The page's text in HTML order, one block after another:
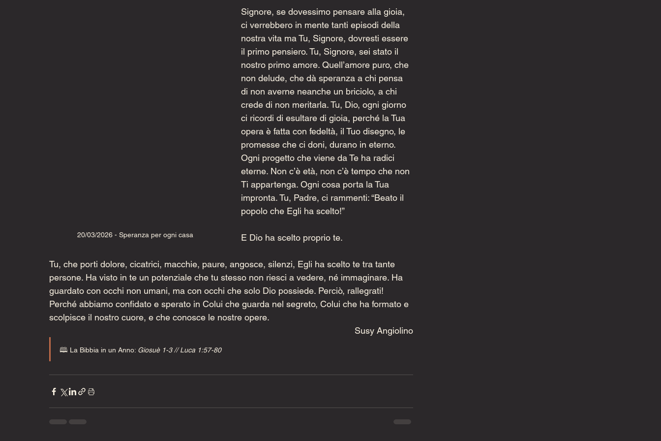
20/03/2026 - Speranza per ogni casa
Signore, se dovessimo pensare alla gioia,
ci verrebbero in mente tanti episodi della
nostra vita ma Tu, Signore, dovresti essere
il primo pensiero. Tu, Signore, sei stato il
nostro primo amore. Quell’amore puro, che
non delude, che dà speranza a chi pensa
di non averne neanche un briciolo, a chi
crede di non meritarla. Tu, Dio, ogni giorno
ci ricordi di esultare di gioia, perché la Tua
opera è fatta con fedeltà, il Tuo disegno, le
promesse che ci doni, durano in eterno.
Ogni progetto che viene da Te ha radici
eterne. Non c’è età, non c’è tempo che non
Ti appartenga. Ogni cosa porta la Tua
impronta. Tu, Padre, ci rammenti: “Beato il
popolo che Egli ha scelto!”
E Dio ha scelto proprio te.
Tu, che porti dolore, cicatrici, macchie, paure, angosce, silenzi, Egli ha scelto te tra tante
persone. Ha visto in te un potenziale che tu stesso non riesci a vedere, né immaginare. Ha
guardato con occhi non umani, ma con occhi che solo Dio possiede. Perciò, rallegrati!
Perché abbiamo confidato e sperato in Colui che guarda nel segreto, Colui che ha formato e
scolpisce il nostro cuore, e che conosce le nostre opere.
Susy Angiolino
🕮 La Bibbia in un Anno: Giosuè 1-3 // Luca 1:57-80